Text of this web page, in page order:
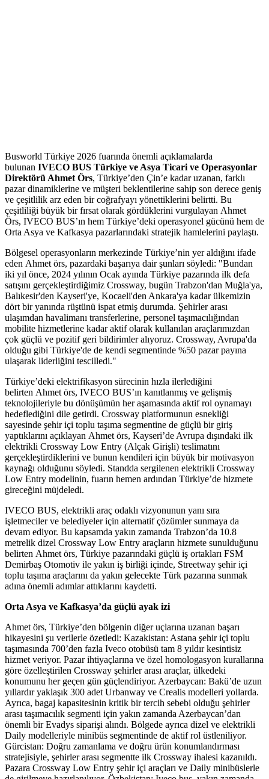
Busworld Türkiye 2026 fuarında önemli açıklamalarda
bulunan IVECO BUS Türkiye ve Asya Ticari ve Operasyonlar
Direktörü Ahmet Örs, Türkiye’den Çin’e kadar uzanan, farklı
pazar dinamiklerine ve müşteri beklentilerine sahip son derece geniş
ve çeşitlilik arz eden bir coğrafyayı yönettiklerini belirtti. Bu
çeşitliliği büyük bir fırsat olarak gördüklerini vurgulayan Ahmet
Örs, IVECO BUS’ın hem Türkiye’deki operasyonel gücünü hem de
Orta Asya ve Kafkasya pazarlarındaki stratejik hamlelerini paylaştı.
Bölgesel operasyonların merkezinde Türkiye’nin yer aldığını ifade
eden Ahmet örs, pazardaki başarıya dair şunları söyledi: "Bundan
iki yıl önce, 2024 yılının Ocak ayında Türkiye pazarında ilk defa
satışını gerçekleştirdiğimiz Crossway, bugün Trabzon'dan Muğla'ya,
Balıkesir'den Kayseri'ye, Kocaeli'den Ankara'ya kadar ülkemizin
dört bir yanında rüştünü ispat etmiş durumda. Şehirler arası
ulaşımdan havalimanı transferlerine, personel taşımacılığından
mobilite hizmetlerine kadar aktif olarak kullanılan araçlarımızdan
çok güçlü ve pozitif geri bildirimler alıyoruz. Crossway, Avrupa'da
olduğu gibi Türkiye'de de kendi segmentinde %50 pazar payına
ulaşarak liderliğini tescilledi."
Türkiye’deki elektrifikasyon sürecinin hızla ilerlediğini
belirten Ahmet örs, IVECO BUS’ın kanıtlanmış ve gelişmiş
teknolojileriyle bu dönüşümün her aşamasında aktif rol oynamayı
hedeflediğini dile getirdi. Crossway platformunun esnekliği
sayesinde şehir içi toplu taşıma segmentine de güçlü bir giriş
yaptıklarını açıklayan Ahmet örs, Kayseri’de Avrupa dışındaki ilk
elektrikli Crossway Low Entry (Alçak Girişli) teslimatını
gerçekleştirdiklerini ve bunun kendileri için büyük bir motivasyon
kaynağı olduğunu söyledi. Standda sergilenen elektrikli Crossway
Low Entry modelinin, fuarın hemen ardından Türkiye’de hizmete
gireceğini müjdeledi.
IVECO BUS, elektrikli araç odaklı vizyonunun yanı sıra
işletmeciler ve belediyeler için alternatif çözümler sunmaya da
devam ediyor. Bu kapsamda yakın zamanda Trabzon’da 10.8
metrelik dizel Crossway Low Entry araçların hizmete sunulduğunu
belirten Ahmet örs, Türkiye pazarındaki güçlü iş ortakları FSM
Demirbaş Otomotiv ile yakın iş birliği içinde, Streetway şehir içi
toplu taşıma araçlarını da yakın gelecekte Türk pazarına sunmak
adına önemli adımlar attıklarını kaydetti.
Orta Asya ve Kafkasya’da güçlü ayak izi
Ahmet örs, Türkiye’den bölgenin diğer uçlarına uzanan başarı
hikayesini şu verilerle özetledi: Kazakistan: Astana şehir içi toplu
taşımasında 700’den fazla Iveco otobüsü tam 8 yıldır kesintisiz
hizmet veriyor. Pazar ihtiyaçlarına ve özel homologasyon kurallarına
göre özelleştirilen Crossway şehirler arası araçlar, ülkedeki
konumunu her geçen gün güçlendiriyor. Azerbaycan: Bakü’de uzun
yıllardır yaklaşık 300 adet Urbanway ve Crealis modelleri yollarda.
Ayrıca, bagaj kapasitesinin kritik bir tercih sebebi olduğu şehirler
arası taşımacılık segmenti için yakın zamanda Azerbaycan’dan
önemli bir Evadys siparişi alındı. Bölgede ayrıca dizel ve elektrikli
Daily modelleriyle minibüs segmentinde de aktif rol üstleniliyor.
Gürcistan: Doğru zamanlama ve doğru ürün konumlandırması
stratejisiyle, şehirler arası segmentte ilk Crossway ihalesi kazanıldı.
Pazara Crossway Low Entry şehir içi araçları ve Daily minibüslerle